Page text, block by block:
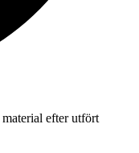
efter utfört